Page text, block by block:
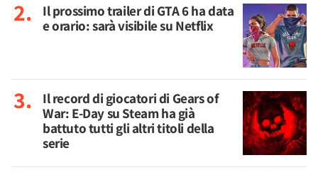
Il prossimo trailer di GTA 6 ha data
e orario: sarà visibile su Netflix
Il record di giocatori di Gears of
War: E-Day su Steam ha già
battuto tutti gli altri titoli della
serie